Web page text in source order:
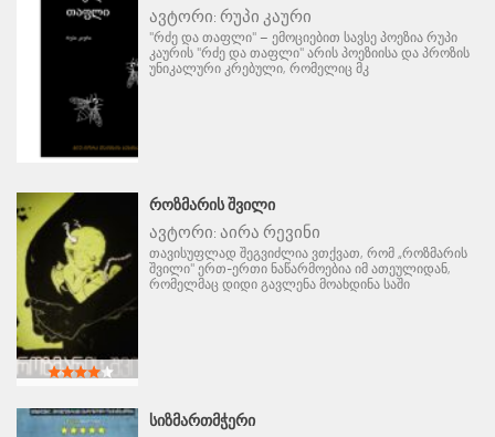
ავტორი: რუპი კაური
"რძე და თაფლი" – ემოციებით სავსე პოეზია რუპი
კაურის "რძე და თაფლი" არის პოეზიისა და პროზის
უნიკალური კრებული, რომელიც მკ
ᲠᲝᲖᲛᲐᲠᲘᲡ ᲨᲕᲘᲚᲘ
ავტორი: აირა რევინი
თავისუფლად შეგვიძლია ვთქვათ, რომ „როზმარის
შვილი" ერთ-ერთი ნაწარმოებია იმ ათეულიდან,
რომელმაც დიდი გავლენა მოახდინა საში
ᲡᲘᲖᲛᲐᲠᲗᲛᲭᲔᲠᲘ